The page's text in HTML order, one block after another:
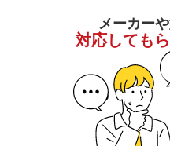
メーカー
対応しても